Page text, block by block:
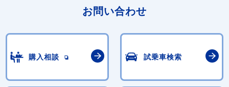
お問い合わせ
購入相談 試乗車検索